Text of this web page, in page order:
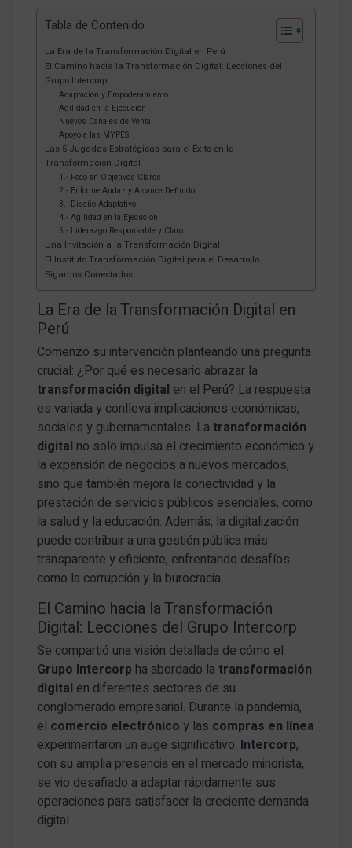
Tabla de Contenido
La Era de la Transformación Digital en Perú
El Camino hacia la Transformación Digital: Lecciones del
Grupo Intercorp
Adaptación y Empoderamiento
Agilidad en la Ejecución
Nuevos Canales de Venta
Apoyo a las MYPES
Las 5 Jugadas Estratégicas para el Éxito en la
Transformación Digital
1.- Foco en Objetivos Claros
2.- Enfoque Audaz y Alcance Definido
3.- Diseño Adaptativo
4.- Agilidad en la Ejecución
5.- Liderazgo Responsable y Claro
Una Invitación a la Transformación Digital
El Instituto Transformación Digital para el Desarrollo
Sigamos Conectados
La Era de la Transformación Digital en
Perú
Comenzó su intervención planteando una pregunta
crucial: ¿Por qué es necesario abrazar la
transformación digital en el Perú? La respuesta
es variada y conlleva implicaciones económicas,
sociales y gubernamentales. La transformación
digital no solo impulsa el crecimiento económico y
la expansión de negocios a nuevos mercados,
sino que también mejora la conectividad y la
prestación de servicios públicos esenciales, como
la salud y la educación. Además, la digitalización
puede contribuir a una gestión pública más
transparente y eficiente, enfrentando desafíos
como la corrupción y la burocracia.
El Camino hacia la Transformación
Digital: Lecciones del Grupo Intercorp
Se compartió una visión detallada de cómo el
Grupo Intercorp ha abordado la transformación
digital en diferentes sectores de su
conglomerado empresarial. Durante la pandemia,
el comercio electrónico y las compras en línea
experimentaron un auge significativo. Intercorp,
con su amplia presencia en el mercado minorista,
se vio desafiado a adaptar rápidamente sus
operaciones para satisfacer la creciente demanda
digital.